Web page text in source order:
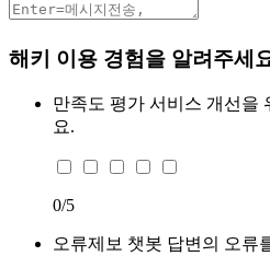
해키 이용 경험을 알려주세
만족도 평가 서비스 개선을
요.
0/5
오류제보 챗봇 답변의 오류